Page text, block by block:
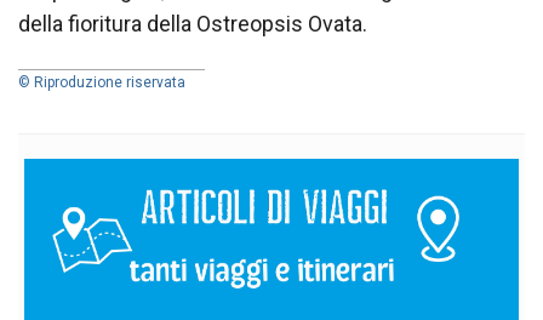
della fioritura della Ostreopsis Ovata.
© Riproduzione riservata